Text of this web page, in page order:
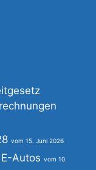
15. Juni 2026
Autos 10.